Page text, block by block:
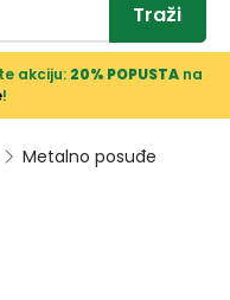
Traži
akciju: 20% POPUSTAna
!
Metalno posuđe